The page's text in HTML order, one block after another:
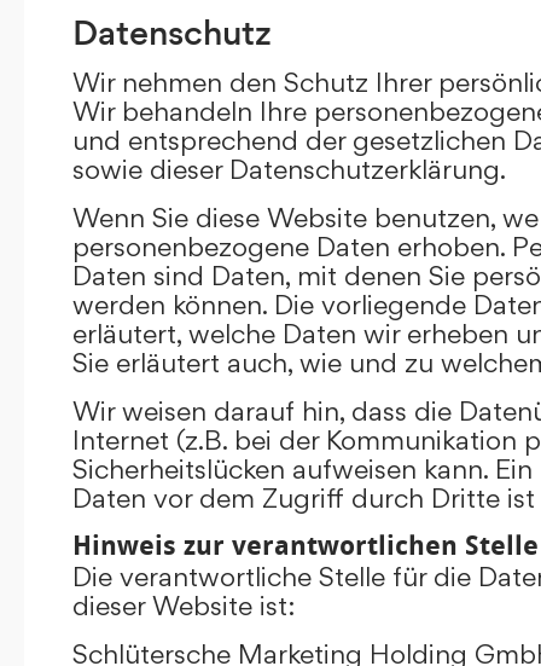
Datenschutz
Wir nehmen den Schutz Ihrer
Wir behandeln Ihre
und entsprechend der gesetzlichen
sowie dieser Datenschutzerklärung.
Wenn Sie diese Website benutzen,
personenbezogene Daten erhoben.
Daten sind Daten, mit denen Sie
werden können. Die vorliegende
erläutert, welche Daten wir erheben
Sie erläutert auch, wie und zu
Wir weisen darauf hin, dass die
Internet (z.B. bei der Kommunikation
Sicherheitslücken aufweisen kann.
Daten vor dem Zugriff durch Dritte
Hinweis zur verantwortlichen Stelle
Die verantwortliche Stelle für die
dieser Website ist:
Schlütersche Marketing Holding